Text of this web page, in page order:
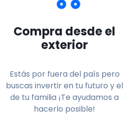
Compra desde el
exterior
Estás por fuera del país pero
buscas invertir en tu futuro y el
de tu familia ¡Te ayudamos a
hacerlo posible!